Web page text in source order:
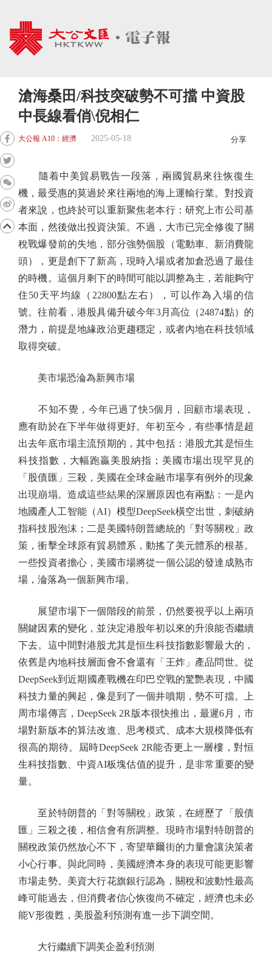
滄海桑田/科技突破勢不可擋 中資股
中長線看俏\倪相仁
大公報 A10：經濟 2025-05-18 分享
隨着中美貿易戰告一段落，兩國貿易來往恢復生
機，最受惠的莫過於來往兩地的海上運輸行業。對投資
者來說，也終於可以重新聚焦老本行：研究上市公司基
本面，然後做出投資決策。不過，大市已完全修復了關
稅戰爆發前的失地，部分強勢個股（電動車、新消費龍
頭），更是創下了新高，現時入場或者加倉恐過了最佳
的時機。這個月剩下的時間可能以調整為主，若能夠守
住50天平均線（22800點左右），可以作為入場的信
號。往前看，港股具備升破今年3月高位（24874點）的
潛力，前提是地緣政治更趨穩定，或者內地在科技領域
取得突破。
美市場恐淪為新興市場
不知不覺，今年已過了快5個月，回顧市場表現，
應有助於在下半年做得更好。年初至今，有些事情是超
出去年底市場主流預期的，其中包括：港股尤其是恒生
科技指數，大幅跑贏美股納指；美國市場出現罕見的
「股債匯」三殺，美國在全球金融市場享有例外的現象
出現崩塌。造成這些結果的深層原因也有兩點：一是內
地國產人工智能（AI）模型DeepSeek橫空出世，刺破納
指科技股泡沫；二是美國特朗普總統的「對等關稅」政
策，衝擊全球原有貿易體系，動搖了美元體系的根基。
一些投資者擔心，美國市場將從一個公認的發達成熟市
場，淪落為一個新興市場。
展望市場下一個階段的前景，仍然要視乎以上兩項
關鍵因素的變化，並決定港股年初以來的升浪能否繼續
下去。這中間對港股尤其是恒生科技指數影響最大的，
依舊是內地科技層面會不會還有「王炸」產品問世。從
DeepSeek到近期國產戰機在印巴空戰的驚艷表現，中國
科技力量的興起，像是到了一個井噴期，勢不可擋。上
周市場傳言，DeepSeek 2R版本很快推出，最遲6月，市
場對新版本的算法改進、思考模式、成本大規模降低有
很高的期待。屆時DeepSeek 2R能否更上一層樓，對恒
生科技指數、中資AI板塊估值的提升，是非常重要的變
量。
至於特朗普的「對等關稅」政策，在經歷了「股債
匯」三殺之後，相信會有所調整。現時市場對特朗普的
關稅政策仍然放心不下，寄望華爾街的力量會讓決策者
小心行事。與此同時，美國經濟本身的表現可能更影響
市場走勢。美資大行花旗銀行認為，關稅和波動性最高
峰可能過去，但消費者信心恢復尚不確定，經濟也未必
能V形復甦，美股盈利預測有進一步下調空間。
大行繼續下調美企盈利預測